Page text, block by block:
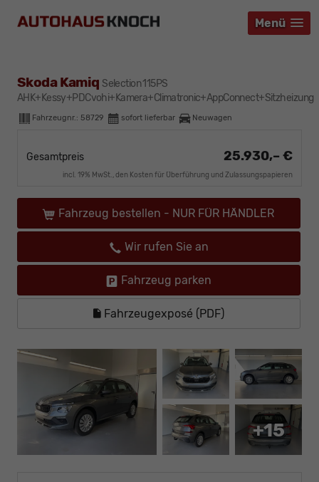
Menü
Menü
Menü
Skoda Kamiq Selection 115PS
AHK+Kessy+PDCvohi+Kamera+Climatronic+AppConnect+Sitzheizung
Fahrzeugnr.: 58729 sofort lieferbar Neuwagen
Gesamtpreis 25.930,– €
incl. 19% MwSt., den Kosten für Überführung und Zulassungspapieren
Fahrzeug bestellen - NUR FÜR HÄNDLER
Wir rufen Sie an
Fahrzeug parken
Fahrzeugexposé (PDF)
+15